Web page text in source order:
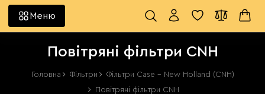
Меню
Повітряні фільтри CNH
Головна Фільтри
Фільтри Case - New Holland (CNH)
Повітряні фільтри CNH